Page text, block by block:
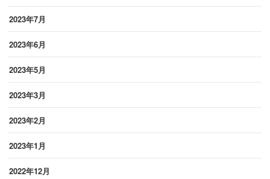
2023年7月
2023年6月
2023年5月
2023年3月
2023年2月
2023年1月
2022年12月